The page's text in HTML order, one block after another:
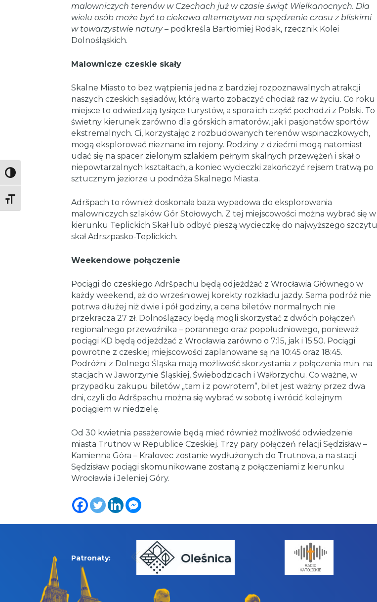
Toggle High Contrast
Toggle Font size
malowniczych terenów w Czechach już w czasie świąt Wielkanocnych. Dla
wielu osób może być to ciekawa alternatywa na spędzenie czasu z bliskimi
w towarzystwie natury– podkreśla Bartłomiej Rodak, rzecznik Kolei
Dolnośląskich.
Malownicze czeskie skały
Skalne Miasto to bez wątpienia jedna z bardziej rozpoznawalnych atrakcji
naszych czeskich sąsiadów, którą warto zobaczyć chociaż raz w życiu. Co roku
miejsce to odwiedzają tysiące turystów, a spora ich część pochodzi z Polski. To
świetny kierunek zarówno dla górskich amatorów, jak i pasjonatów sportów
ekstremalnych. Ci, korzystając z rozbudowanych terenów wspinaczkowych,
mogą eksplorować nieznane im rejony. Rodziny z dziećmi mogą natomiast
udać się na spacer zielonym szlakiem pełnym skalnych przewężeń i skał o
niepowtarzalnych kształtach, a koniec wycieczki zakończyć rejsem tratwą po
sztucznym jeziorze u podnóża Skalnego Miasta.
Adršpach to również doskonała baza wypadowa do eksplorowania
malowniczych szlaków Gór Stołowych. Z tej miejscowości można wybrać się w
kierunku Teplickich Skał lub odbyć pieszą wycieczkę do najwyższego szczytu
skał Adrszpasko-Teplickich.
Weekendowe połączenie
Pociągi do czeskiego Adršpachu będą odjeżdżać z Wrocławia Głównego w
każdy weekend, aż do wrześniowej korekty rozkładu jazdy. Sama podróż nie
potrwa dłużej niż dwie i pół godziny, a cena biletów normalnych nie
przekracza 27 zł. Dolnoślązacy będą mogli skorzystać z dwóch połączeń
regionalnego przewoźnika – porannego oraz popołudniowego, ponieważ
pociągi KD będą odjeżdżać z Wrocławia zarówno o 7:15, jak i 15:50. Pociągi
powrotne z czeskiej miejscowości zaplanowane są na 10:45 oraz 18:45.
Podróżni z Dolnego Śląska mają możliwość skorzystania z połączenia m.in. na
stacjach w Jaworzynie Śląskiej, Świebodzicach i Wałbrzychu. Co ważne, w
przypadku zakupu biletów „tam i z powrotem”, bilet jest ważny przez dwa
dni, czyli do Adršpachu można się wybrać w sobotę i wrócić kolejnym
pociągiem w niedzielę.
Od 30 kwietnia pasażerowie będą mieć również możliwość odwiedzenie
miasta Trutnov w Republice Czeskiej. Trzy pary połączeń relacji Sędzisław –
Kamienna Góra – Kralovec zostanie wydłużonych do Trutnova, a na stacji
Sędzisław pociągi skomunikowane zostaną z połączeniami z kierunku
Wrocławia i Jeleniej Góry.
Patronaty: